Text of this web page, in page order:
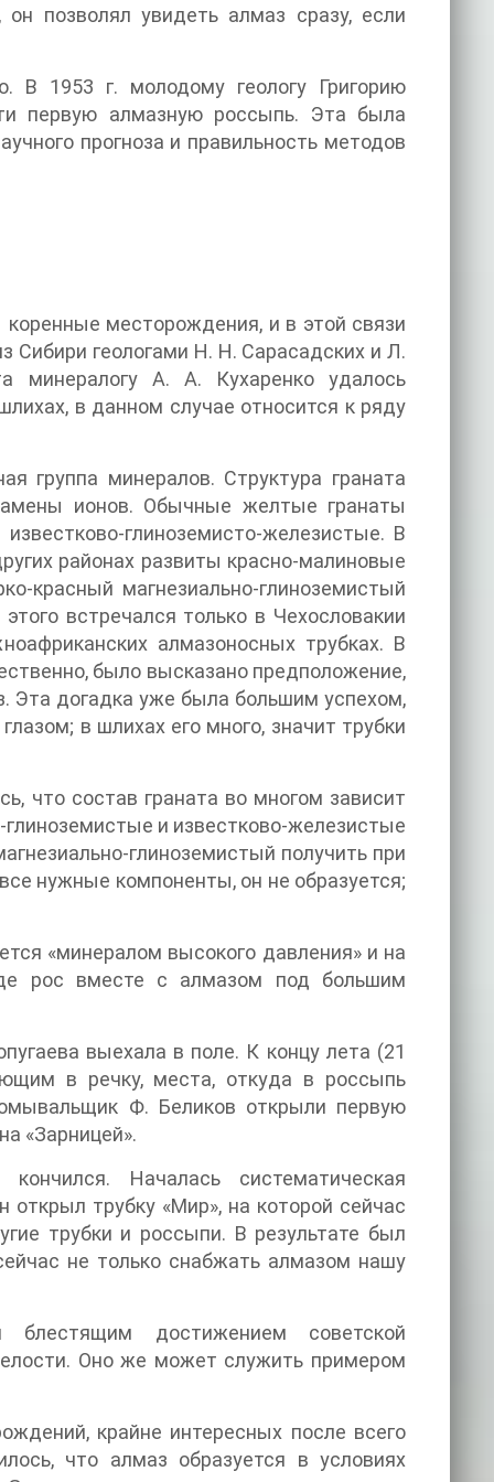
позволял увидеть алмаз сразу, если
В 1953 г. молодому геологу Григорию
первую алмазную россыпь. Эта была
прогноза и правильность методов
месторождения, и в этой связи
Сибири геологами Н. Н. Сарасадских и Л.
минералогу А. А. Кухаренко удалось
в данном случае относится к ряду
группа минералов. Структура граната
ионов. Обычные желтые гранаты
глиноземисто-железистые. В
районах развиты красно-малиновые
красный магнезиально-глиноземистый
встречался только в Чехословакии
алмазоносных трубках. В
было высказано предположение,
Эта догадка уже была большим успехом,
в шлихах его много, значит трубки
что состав граната во многом зависит
глиноземистые и известково-железистые
глиноземистый получить при
нужные компоненты, он не образуется;
«минералом высокого давления» и на
рос вместе с алмазом под большим
выехала в поле. К концу лета (21
в речку, места, откуда в россыпь
Ф. Беликов открыли первую
«Зарницей».
Началась систематическая
трубку «Мир», на которой сейчас
трубки и россыпи. В результате был
не только снабжать алмазом нашу
блестящим достижением советской
Оно же может служить примером
крайне интересных после всего
что алмаз образуется в условиях